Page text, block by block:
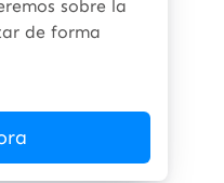
sobre la
de forma